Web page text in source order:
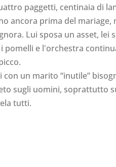
paggetti, centinaia di
ancora prima del mariage,
Lui sposa un asset, lei
pomelli e l'orchestra
un marito “inutile”
sugli uomini, soprattutto
tutti.